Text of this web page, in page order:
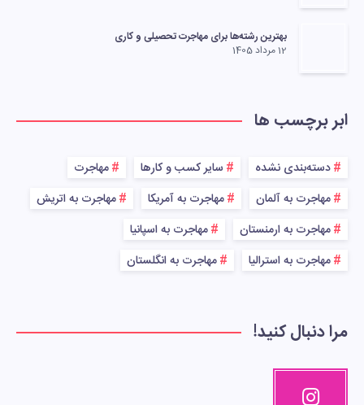
بهترین رشته‌ها برای مهاجرت تحصیلی و کاری
12 مرداد 1405
ابر برچسب ها
دسته‌بندی نشده سایر کسب و کارها
مهاجرت
مهاجرت به آلمان
مهاجرت به آمریکا
مهاجرت به اتریش
مهاجرت به ارمنستان
مهاجرت به اسپانیا
مهاجرت به استرالیا
مهاجرت به انگلستان
مرا دنبال کنید!